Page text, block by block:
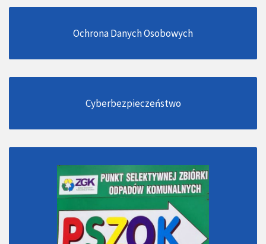
Ochrona Danych Osobowych
Cyberbezpieczeństwo